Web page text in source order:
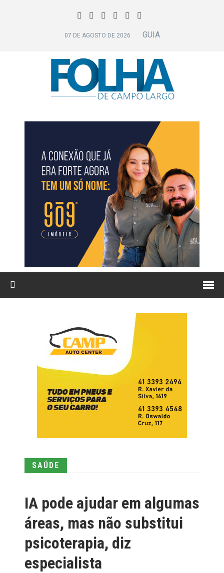
07 DE AGOSTO DE 2026 GUIA
SAÚDE
IA pode ajudar em algumas
áreas, mas não substitui
psicoterapia, diz
especialista